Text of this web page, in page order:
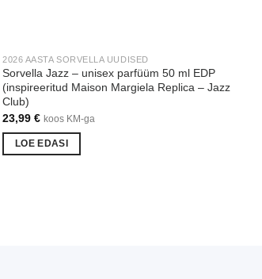
2026 AASTA SORVELLA UUDISED
Sorvella Jazz – unisex parfüüm 50 ml EDP
(inspireeritud Maison Margiela Replica – Jazz
Club)
23,99€ koos KM-ga
LOE EDASI